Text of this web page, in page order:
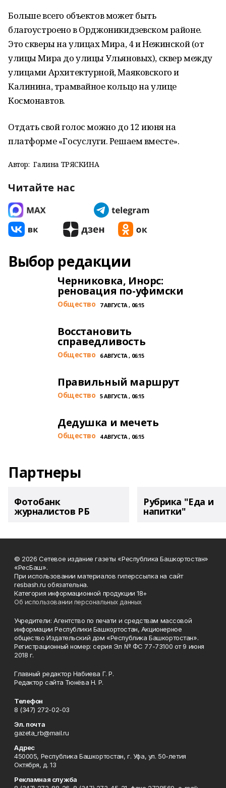
Больше всего объектов может быть
благоустроено в Орджоникидзевском районе.
Это скверы на улицах Мира, 4 и Нежинской (от
улицы Мира до улицы Ульяновых), сквер между
улицами Архитектурной, Маяковского и
Калинина, трамвайное кольцо на улице
Космонавтов.
Отдать свой голос можно до 12 июня на
платформе «Госуслуги. Решаем вместе».
Автор: Галина ТРЯСКИНА
Читайте нас
Выбор редакции
Черниковка, Инорс:
реновация по-уфимски
Общество 7 АВГУСТА , 06:15
Восстановить
справедливость
Общество 6 АВГУСТА , 06:15
Правильный маршрут
Общество 5 АВГУСТА , 06:15
Дедушка и мечеть
Общество 4 АВГУСТА , 06:15
Партнеры
Фотобанк
журналистов РБ
Рубрика "Еда и
напитки"
© 2026 Сетевое издание газеты «Республика Башкортостан»
«РесБаш».
При использовании материалов гиперссылка на сайт
resbash.ru обязательна.
Категория информационной продукции 18+
Об использовании персональных данных
Учредители: Агентство по печати и средствам массовой
информации Республики Башкортостан, Акционерное
общество Издательский дом «Республика Башкортостан».
Регистрационный номер: серия Эл № ФС 77-73100 от 9 июня
2018 г.
Главный редактор Набиева Г. Р.
Редактор сайта Тюнёва Н. Р.
Телефон
8 (347) 272-02-03
Эл. почта
gazeta_rb@mail.ru
Адрес
450005, Республика Башкортостан, г. Уфа, ул. 50-летия
Октября, д. 13
Рекламная служба